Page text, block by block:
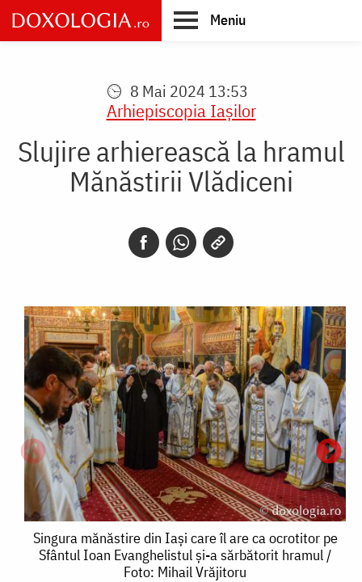
Skip
to
main
Meniu
8 Mai 2024 13:53
Arhiepiscopia Iaşilor
Slujire arhierească la hramul
Mănăstirii Vlădiceni
Singura
mănăstire
Singura mănăstire din Iași care îl are ca ocrotitor pe
Sfântul Ioan Evanghelistul și-a sărbătorit hramul /
Foto: Mihail Vrăjitoru